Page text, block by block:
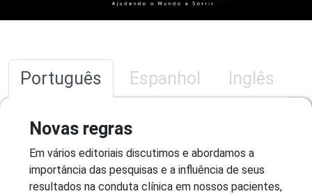
Português Espanhol Inglês
Novas regras
Em vários editoriais discutimos e abordamos a
importância das pesquisas e a influência de seus
resultados na conduta clínica em nossos pacientes,